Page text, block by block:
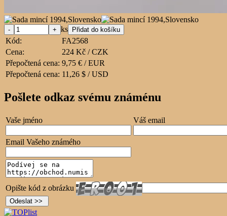
ks
Kód:
FA2568
Cena:
224 Kč / CZK
Přepočtená cena: 9,75 € / EUR
Přepočtená cena: 11,26 $ / USD
Pošlete odkaz svému známénu
Vaše jméno Váš email
Email Vašeho známého
Opište kód z obrázku